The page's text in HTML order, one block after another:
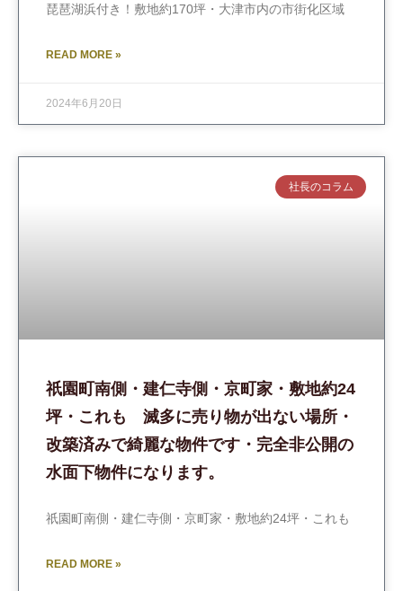
琵琶湖浜付き！敷地約170坪・大津市内の市街化区域
READ MORE »
2024年6月20日
社長のコラム
祇園町南側・建仁寺側・京町家・敷地約24
坪・これも 滅多に売り物が出ない場所・
改築済みで綺麗な物件です・完全非公開の
水面下物件になります。
祇園町南側・建仁寺側・京町家・敷地約24坪・これも
READ MORE »